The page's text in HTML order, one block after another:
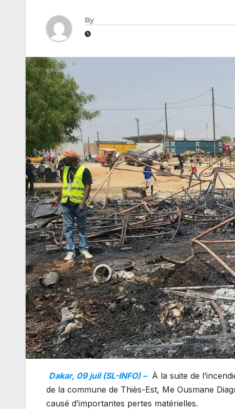
By
Dakar, 09 juil (SL-INFO) – À la suite de
de la commune de Thiès-Est, Me Ousmane
causé d’importantes pertes matérielles.